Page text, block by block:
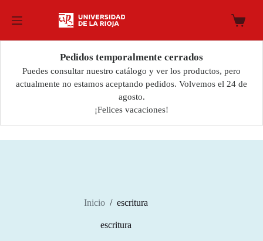
contenido
Carro
Pedidos temporalmente cerrados
Puedes consultar nuestro catálogo y ver los productos, pero
actualmente no estamos aceptando pedidos. Volvemos el 24 de
agosto.
¡Felices vacaciones!
Inicio / escritura
escritura